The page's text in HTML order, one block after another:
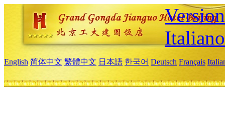
Italiano
English 简体中文 繁體中文 日本語 한국어 Deutsch Français